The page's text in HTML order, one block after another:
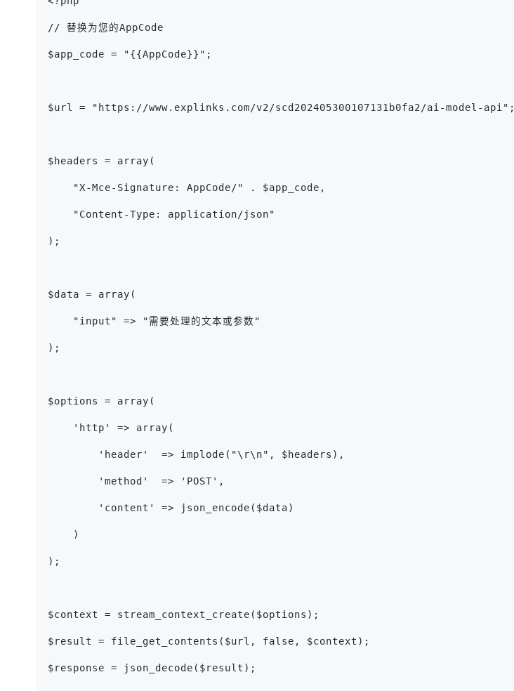
// 替换为您的AppCode
$app_code = "{{AppCode}}";
$url = "https://www.explinks.com/v2/scd202405300107131b0fa2/ai-model-api";
$headers = array(
    "X-Mce-Signature: AppCode/" . $app_code,
    "Content-Type: application/json"
);
$data = array(
    "input" => "需要处理的文本或参数"
);
$options = array(
    'http' => array(
        'header'  => implode("\r\n", $headers),
        'method'  => 'POST',
        'content' => json_encode($data)
    )
);
$context = stream_context_create($options);
$result = file_get_contents($url, false, $context);
$response = json_decode($result);